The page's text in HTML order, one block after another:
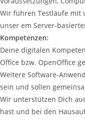
Wir führen Testläufe mit
unser em Server-
Kompetenzen:
Deine digitalen
Office bzw. OpenOffice
Weitere Software-
sein und sollen
Wir unterstützen Dich
hast und bei den